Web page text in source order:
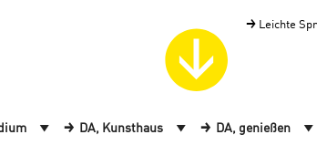
Leichte
DA, Kunsthaus DA, genießen